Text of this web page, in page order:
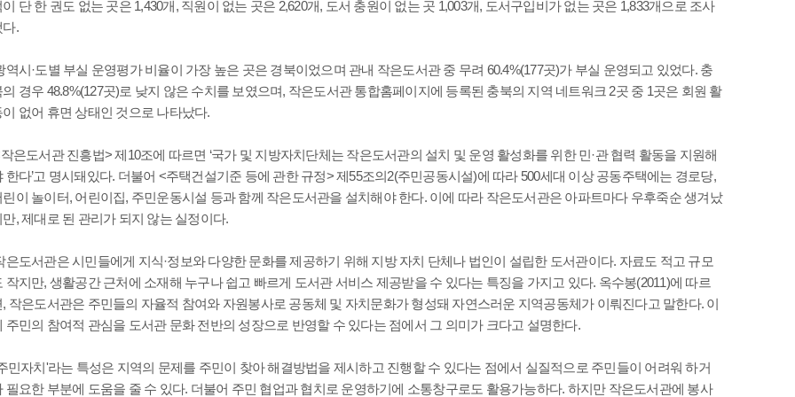
이 단 한 권도 없는 곳은 1,430개, 직원이 없는 곳은 2,620개, 도서 충원이 없는 곳 1,003개, 도서구입비가 없는 곳은 1,833개으로 조사
다.
역시·도별 부실 운영평가 비율이 가장 높은 곳은 경북이었으며 관내 작은도서관 중 무려 60.4%(177곳)가 부실 운영되고 있었다. 충
의 경우 48.8%(127곳)로 낮지 않은 수치를 보였으며, 작은도서관 통합홈페이지에 등록된 충북의 지역 네트워크 2곳 중 1곳은 회원 활
이 없어 휴면 상태인 것으로 나타났다.
은도서관 진흥법> 제10조에 따르면 ‘국가 및 지방자치단체는 작은도서관의 설치 및 운영 활성화를 위한 민·관 협력 활동을 지원해
한다’고 명시돼있다. 더불어 <주택건설기준 등에 관한 규정> 제55조의2(주민공동시설)에 따라 500세대 이상 공동주택에는 경로당,
린이 놀이터, 어린이집, 주민운동시설 등과 함께 작은도서관을 설치해야 한다. 이에 따라 작은도서관은 아파트마다 우후죽순 생겨났
만, 제대로 된 관리가 되지 않는 실정이다.
은도서관은 시민들에게 지식·정보와 다양한 문화를 제공하기 위해 지방 자치 단체나 법인이 설립한 도서관이다. 자료도 적고 규모
작지만, 생활공간 근처에 소재해 누구나 쉽고 빠르게 도서관 서비스 제공받을 수 있다는 특징을 가지고 있다. 옥수봉(2011)에 따르
, 작은도서관은 주민들의 자율적 참여와 자원봉사로 공동체 및 자치문화가 형성돼 자연스러운 지역공동체가 이뤄진다고 말한다. 이
주민의 참여적 관심을 도서관 문화 전반의 성장으로 반영할 수 있다는 점에서 그 의미가 크다고 설명한다.
민자치'라는 특성은 지역의 문제를 주민이 찾아 해결방법을 제시하고 진행할 수 있다는 점에서 실질적으로 주민들이 어려워 하거
필요한 부분에 도움을 줄 수 있다. 더불어 주민 협업과 협치로 운영하기에 소통창구로도 활용가능하다. 하지만 작은도서관에 봉사